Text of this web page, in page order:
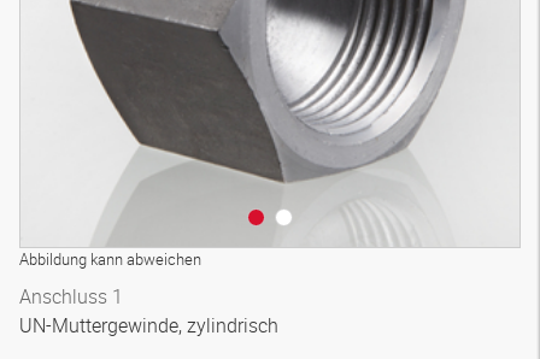
Abbildung kann abweichen
Anschluss 1
UN-Muttergewinde, zylindrisch